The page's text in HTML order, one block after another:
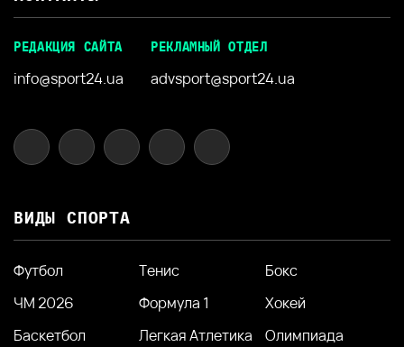
РЕДАКЦИЯ САЙТА
info@sport24.ua
РЕКЛАМНЫЙ ОТДЕЛ
advsport@sport24.ua
ВИДЫ СПОРТА
Футбол Тенис
Бокс
ЧМ 2026
Формула 1
Хокей
Баскетбол
Легкая Атлетика
Олимпиада